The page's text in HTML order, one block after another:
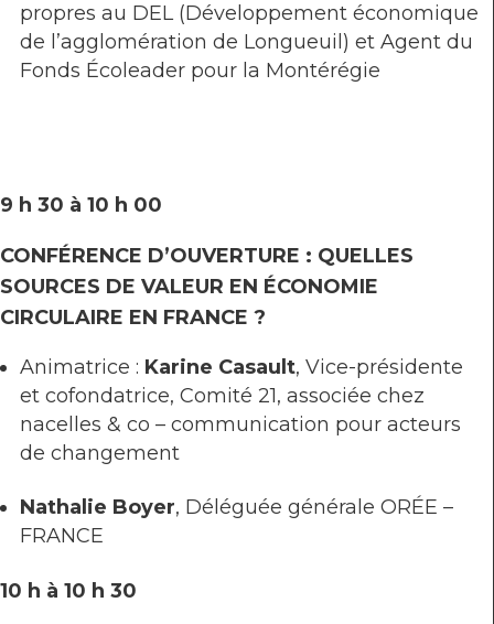
propres au DEL (Développement économique
de l’agglomération de Longueuil) et Agent du
Fonds Écoleader pour la Montérégie
9 h 30 à 10 h 00
CONFÉRENCE D’OUVERTURE : QUELLES
SOURCES DE VALEUR EN ÉCONOMIE
CIRCULAIRE EN FRANCE ?
Animatrice : Karine Casault, Vice-présidente
et cofondatrice, Comité 21, associée chez
nacelles & co – communication pour acteurs
de changement
Nathalie Boyer, Déléguée générale ORÉE –
FRANCE
10 h à 10 h 30